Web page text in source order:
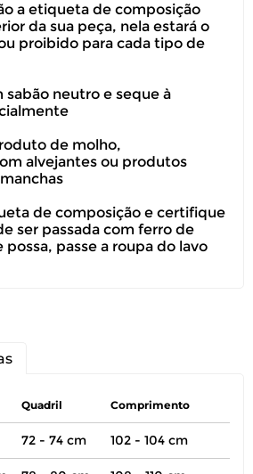
a etiqueta de composição
da sua peça, nela estará o
proibido para cada tipo de
sabão neutro e seque à
de molho,
alvejantes ou produtos
de composição e certifique
ser passada com ferro de
possa, passe a roupa do lavo
Quadril Comprimento
72 - 74 cm 102 - 104 cm